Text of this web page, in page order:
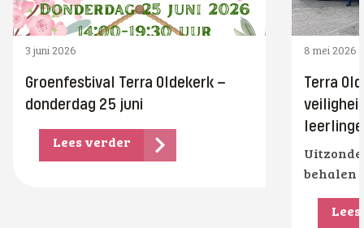
3 juni 2026
Groenfestival Terra Oldekerk –
donderdag 25 juni
Lees verder
8 mei 2026
Terra
behalen